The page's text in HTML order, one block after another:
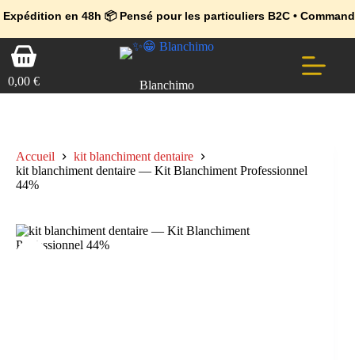
en 48h 📦 Pensé pour les particuliers B2C • Commande facile
🔥 Déjà adopté par les pros 👉 Passez en Espace Pro B2B 📦
💼 Offres réservées aux professionnels 🚀 Rejoignez l’Espace Pro
PasserPanier
d’achat
0,00 € Blanchimo
Accueil
kit blanchiment dentaire
kit blanchiment dentaire — Kit Blanchiment Professionnel
44%